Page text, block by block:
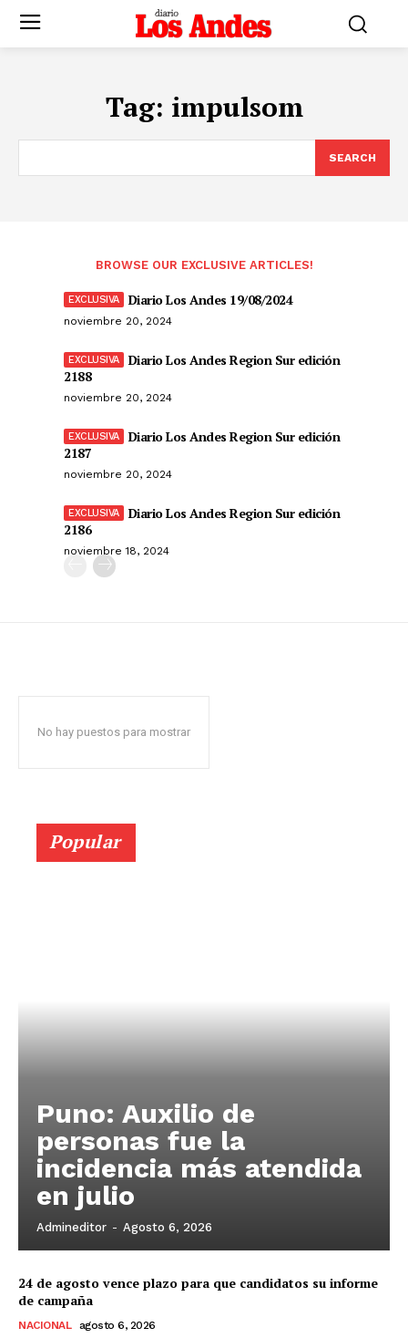
Tag: impulsom
SEARCH
BROWSE OUR EXCLUSIVE ARTICLES!
Diario Los Andes 19/08/2024
noviembre 20, 2024
Diario Los Andes Region Sur edición
2188
noviembre 20, 2024
Diario Los Andes Region Sur edición
2187
noviembre 20, 2024
Diario Los Andes Region Sur edición
2186
noviembre 18, 2024
No hay puestos para mostrar
Popular
Puno: Auxilio de
personas fue la
incidencia más atendida
en julio
Admineditor - Agosto 6, 2026
24 de agosto vence plazo para que candidatos su informe
de campaña
NACIONAL agosto 6, 2026